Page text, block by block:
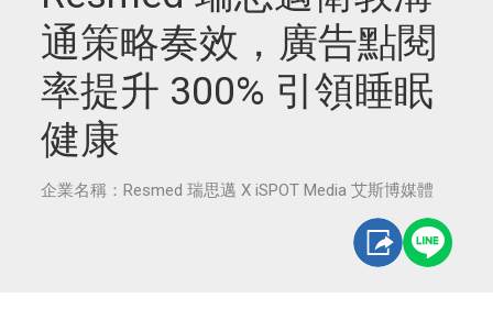
通策略奏效，廣告點閱
率提升 300% 引領睡眠
健康
企業名稱：Resmed 瑞思邁 X iSPOT Media 艾斯博媒體